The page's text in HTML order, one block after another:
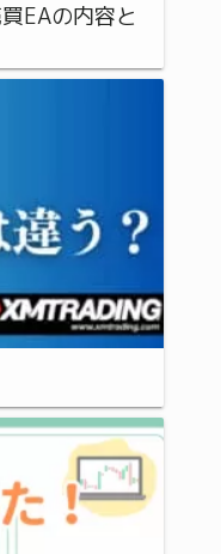
EAの内容と